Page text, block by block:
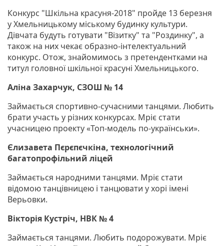
Конкурс "Шкільна красуня-2018" пройде 13 березня
у Хмельницькому міському будинку культури.
Дівчата будуть готувати "Візитку" та "Роздинку", а
також на них чекає образно-інтелектуальний
конкурс. Отож, знайомимось з претендентками на
титул головної шкільної красуні Хмельницького.
Аліна Захарчук, СЗОШ № 14
Займається спортивно-сучасними танцями. Любить
брати участь у різних конкурсах. Мріє стати
учасницею проекту «Топ-модель по-українськи».
Єлизавета Пєрєпєчкіна, технологічний
багатопрофільний ліцей
Займається народними танцями. Мріє стати
відомою танцівницею і танцювати у хорі імені
Верьовки.
Вікторія Кустріч, НВК № 4
Займається танцями. Любить подорожувати. Мріє